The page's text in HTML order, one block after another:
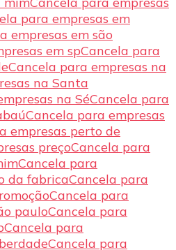
para empresas em
empresas em são
em spCancela para
Cancela para empresas na
na Santa
na SéCancela para
Cancela para empresas
empresas perto de
preçoCancela para
Cancela para
da fabricaCancela para
Cancela para
pauloCancela para
Cancela para
Cancela para